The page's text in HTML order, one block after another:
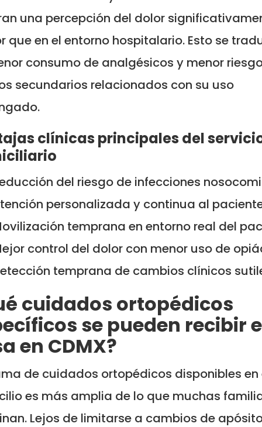
una percepción del dolor
que en el entorno hospitalario. Esto se
consumo de analgésicos y menor
secundarios relacionados con su uso
clínicas principales del
del riesgo de infecciones
personalizada y continua al
temprana en entorno real del
control del dolor con menor uso de
temprana de cambios clínicos
cuidados ortopédicos
se pueden recibir
en CDMX?
de cuidados ortopédicos disponibles en
es más amplia de lo que muchas
Lejos de limitarse a cambios de